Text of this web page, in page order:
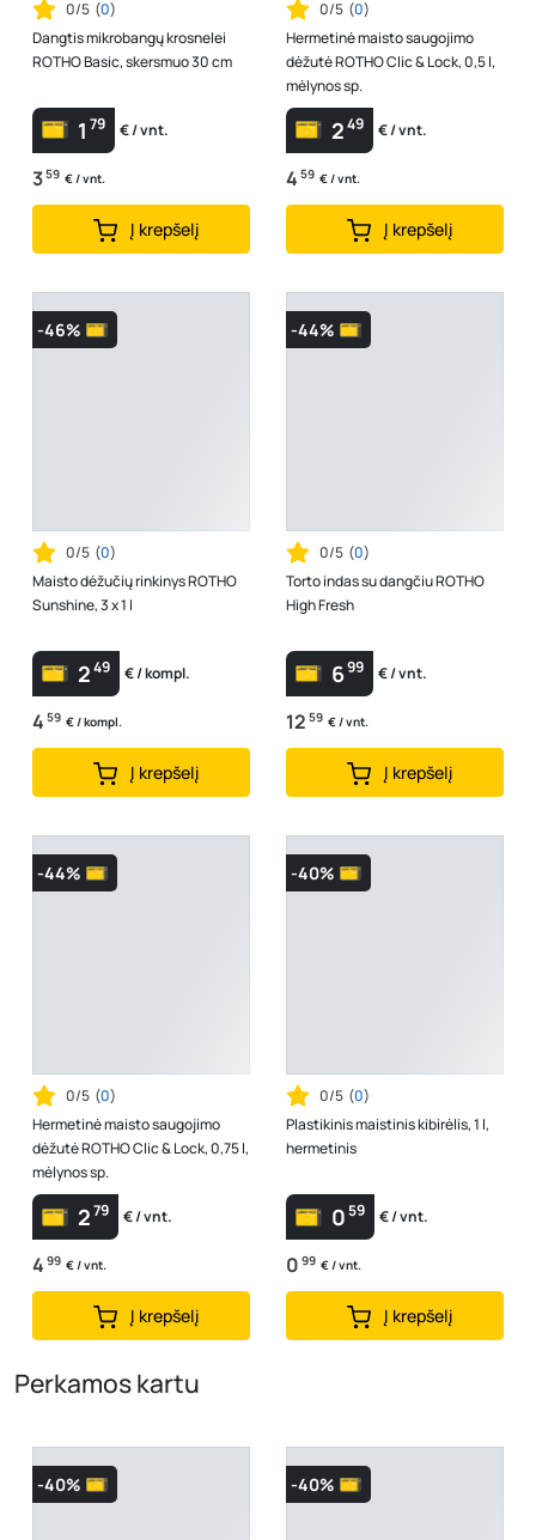
0/5 (0)
Dangtis mikrobangų krosnelei
ROTHO Basic, skersmuo 30 cm
1 79 € / vnt.
359 € / vnt.
Į krepšelį
0/5 (0)
Hermetinė maisto saugojimo
dėžutė ROTHO Clic & Lock, 0,5 l,
mėlynos sp.
249 € / vnt.
4 59 € / vnt.
Į krepšelį
-46%
0/5 (0)
Maisto dėžučių rinkinys ROTHO
Sunshine, 3 x 1 l
249 € / kompl.
4 59 € / kompl.
Į krepšelį
-44%
0/5 (0)
Torto indas su dangčiu ROTHO
High Fresh
699 € / vnt.
12 59 € / vnt.
Į krepšelį
-44%
0/5 (0)
Hermetinė maisto saugojimo
dėžutė ROTHO Clic & Lock, 0,75 l,
mėlynos sp.
279 € / vnt.
4 99 € / vnt.
Į krepšelį
-40%
0/5 (0)
Plastikinis maistinis kibirėlis, 1 l,
hermetinis
059 € / vnt.
0 99 € / vnt.
Į krepšelį
Perkamos kartu
-40% -40%